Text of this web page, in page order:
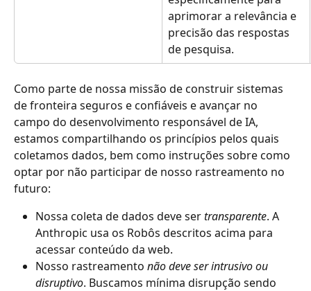
aprimorar a relevância e
precisão das respostas
de pesquisa.
Como parte de nossa missão de construir sistemas
de fronteira seguros e confiáveis e avançar no
campo do desenvolvimento responsável de IA,
estamos compartilhando os princípios pelos quais
coletamos dados, bem como instruções sobre como
optar por não participar de nosso rastreamento no
futuro:
Nossa coleta de dados deve ser transparente. A
Anthropic usa os Robôs descritos acima para
acessar conteúdo da web.
Nosso rastreamento nãodeveser intrusivo ou
disruptivo. Buscamos mínima disrupção sendo